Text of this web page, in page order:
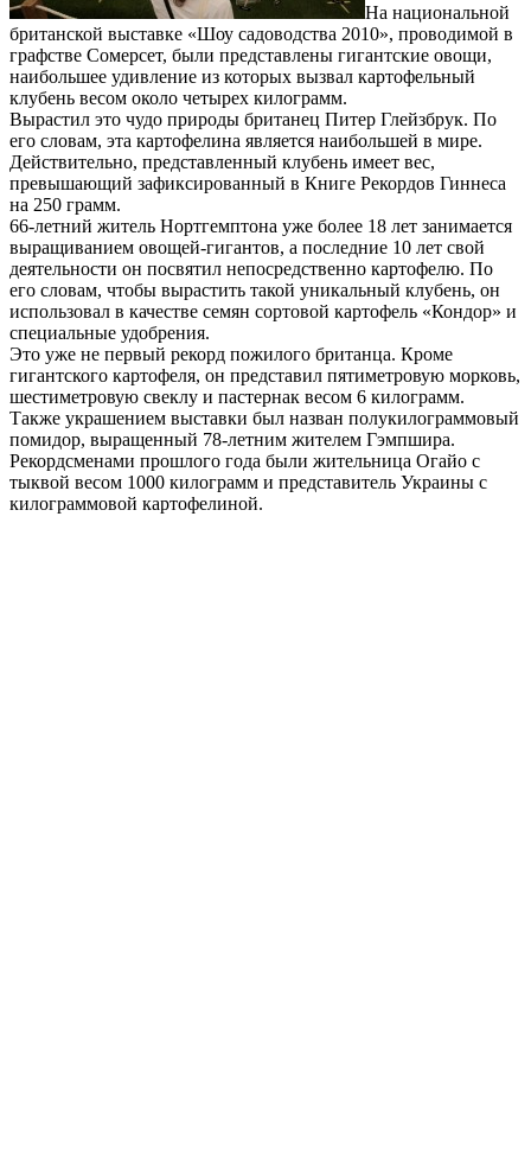
На национальной
британской выставке «Шоу садоводства 2010», проводимой в
графстве Сомерсет, были представлены гигантские овощи,
наибольшее удивление из которых вызвал картофельный
клубень весом около четырех килограмм.
Вырастил это чудо природы британец Питер Глейзбрук. По
его словам, эта картофелина является наибольшей в мире.
Действительно, представленный клубень имеет вес,
превышающий зафиксированный в Книге Рекордов Гиннеса
на 250 грамм.
66-летний житель Нортгемптона уже более 18 лет занимается
выращиванием овощей-гигантов, а последние 10 лет свой
деятельности он посвятил непосредственно картофелю. По
его словам, чтобы вырастить такой уникальный клубень, он
использовал в качестве семян сортовой картофель «Кондор» и
специальные удобрения.
Это уже не первый рекорд пожилого британца. Кроме
гигантского картофеля, он представил пятиметровую морковь,
шестиметровую свеклу и пастернак весом 6 килограмм.
Также украшением выставки был назван полукилограммовый
помидор, выращенный 78-летним жителем Гэмпшира.
Рекордсменами прошлого года были жительница Огайо с
тыквой весом 1000 килограмм и представитель Украины с
килограммовой картофелиной.